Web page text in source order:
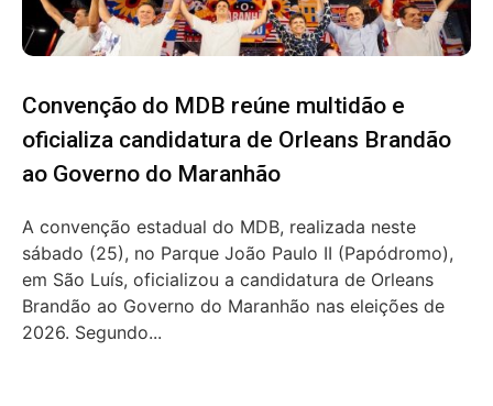
Convenção do MDB reúne multidão e
oficializa candidatura de Orleans Brandão
ao Governo do Maranhão
A convenção estadual do MDB, realizada neste
sábado (25), no Parque João Paulo II (Papódromo),
em São Luís, oficializou a candidatura de Orleans
Brandão ao Governo do Maranhão nas eleições de
2026. Segundo...